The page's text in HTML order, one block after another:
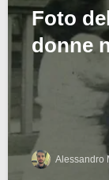
Foto
donne
Alessandro